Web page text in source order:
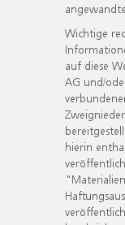
Wichtige
auf diese
AG und/
hierin